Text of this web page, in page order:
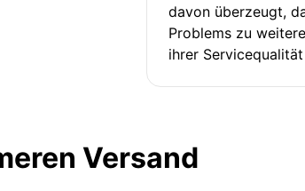
davon überzeugt,
Problems zu
ihrer
Versand